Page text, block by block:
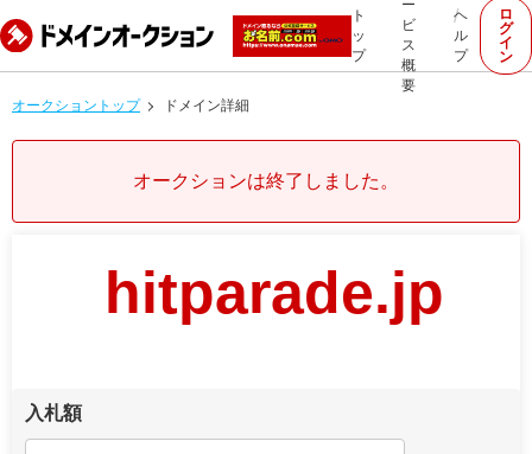
ト
ッ
プ
ー
ビ
ス
概
要
ヘ
ル
プ
ロ
グ
イ
ン
オークショントップ ドメイン詳細
オークションは終了しました。
hitparade.jp
入札額